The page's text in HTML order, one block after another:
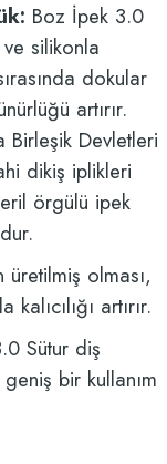
Boz İpek 3.0
silikonla
dokular
artırır.
Birleşik Devletleri
dikiş iplikleri
örgülü ipek
üretilmiş olması,
artırır.
Sütur diş
bir kullanım